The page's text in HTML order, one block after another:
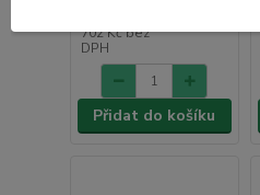
702 Kčbez
DPH
Přidat do košíku